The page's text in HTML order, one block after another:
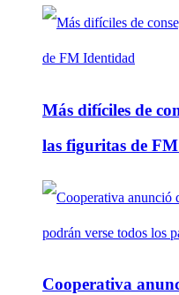
Más difíciles de
las figuritas de
Cooperativa